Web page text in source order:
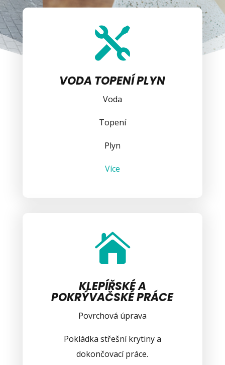

VODA TOPENÍ PLYN
Voda
Topení
Plyn
Více

KLEPÍŘSKÉ A
POKRÝVAČSKÉ PRÁCE
Povrchová úprava
Pokládka střešní krytiny a
dokončovací práce.